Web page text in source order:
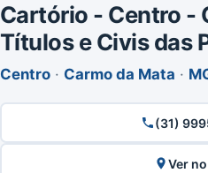
Cartório - Centro -
Títulos e Civis das
Centro · Carmo da Mata ·
(31)
Ver